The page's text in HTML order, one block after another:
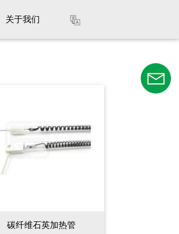
关于我们
碳纤维石英加热管